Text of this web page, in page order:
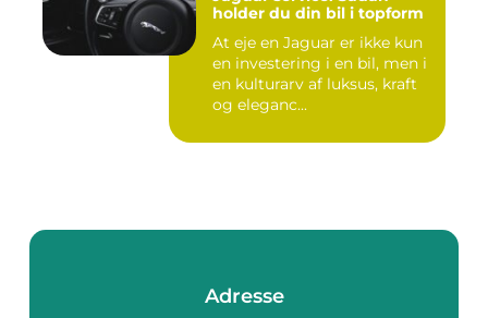
holder du din bil i topform
At eje en Jaguar er ikke kun
en investering i en bil, men i
en kulturarv af luksus, kraft
og eleganc...
Adresse